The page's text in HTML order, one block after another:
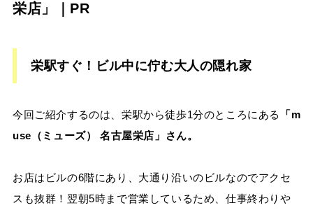
栄店」｜PR
栄駅すぐ！ビル中に佇む大人の隠れ家
今回ご紹介するのは、栄駅から徒歩1分のところにある
「m
use（ミューズ） 名古屋栄店」さん。
お店はビルの6階にあり、大通り沿いのビルなのでアクセ
スも抜群！翌朝5時まで営業しているため、仕事終わりや